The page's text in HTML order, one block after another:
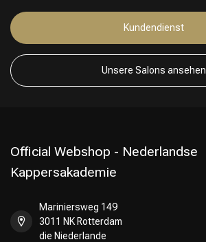
Kundendienst
Unsere Salons ansehen
Official Webshop - Nederlandse
Kappersakademie
Mariniersweg 149
3011 NK Rotterdam
die Niederlande